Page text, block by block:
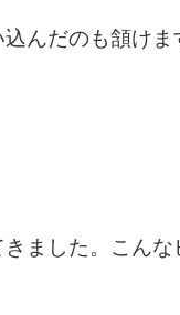
んだのも頷けま
ました。こん